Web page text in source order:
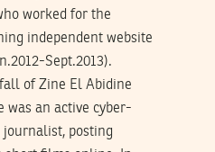
worked for the
independent website
Sept.2013).
of Zine El Abidine
was an active cyber-
journalist, posting